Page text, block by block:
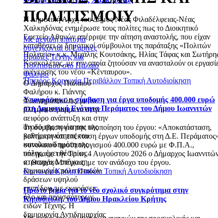
Η Δημοτική Αρχή του Δήμος Νέας Φιλαδέλφειας-Νέας
Χαλκηδόνας ενημέρωσε τους πολίτες πως το Διοικητικό
Εφετείο Αθηνών απέρριψε την αίτηση αναστολής, που είχαν
καταθέσει οι δημοτικοί σύμβουλοι της παράταξης «Πολιτών
Πολιτεία» κ.κ. Μιχάλης Κουτσάκης, Ηλίας Τάφας και
Κοσκολέτος, με την οποία ζητούσαν να ανασταλούν οι
ανέγερσης του νέου «Κένταυρου».
ΉπειροςΚοινωνίαΠεριβάλλον Τοπική Αυτοδιοίκηση
Υπογράφηκε η σύμβαση για έργα υποδομής 400.000 ευρώ
στη Δημοτική Ενότητα Περάματος του Δήμου Ιωαννιτών
Τη σύμβαση για την υλοποίηση του έργου: «Αποκατάσταση,
βελτίωση και επέκταση έργων υποδομής στη Δ.Ε.
συνολικού προϋπολογισμού 400.000 ευρώ με Φ.Π.Α.,
υπέγραψε την Τρίτη 4 Αυγούστου 2026 ο Δήμαρχος
κ. Θωμάς Μπέγκας, με τον ανάδοχο του έργου.
ΚοινωνίαΚρήτηΠαιδεία Τοπική Αυτοδιοίκηση
Πρώτο βήμα για το νέο σχολικό συγκρότημα στην
Κηπούπολη, του Δήμου Ηρακλείου Κρήτης
ΠΟΛΙΤΙΣΜΟΙΥ
Με μεγάλη επιτυχία
συνεχίζονται οι Εαρινές
Βραδιές Τέχνης και
Πολιτισμού στο Παλαιό
Φάληρο
Ο Δήμαρχος Παλαιού
Φαλήρου κ. Γιάννης
Φωστηρόπουλος, με το
βλέμμα στραμμένο στην
αειφόρο ανάπτυξη και στην
άνοδο της ποιότητας της
καθημερινότητας του
κατοίκου/δημότη της
πόλης, έχει θέσει ως
στρατηγικό στόχο τη
δημιουργία πολιτιστικών
δράσεων υψηλού
επιπέδου, με εκφράσεις
όλο και περισσότερων
ειδών Τέχνης. Η
δημιουργία Αντιδημαρχίας